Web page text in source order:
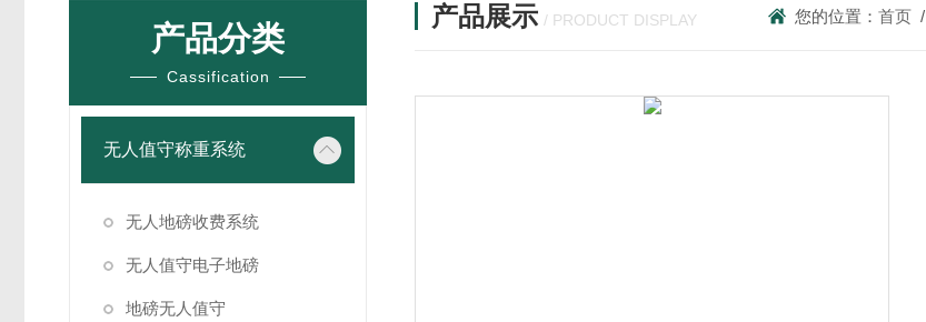
产品分类
Cassification
无人值守称重系统
无人地磅收费系统
无人值守电子地磅
地磅无人值守
产品展示 / PRODUCT DISPLAY 您的位置：首页 /